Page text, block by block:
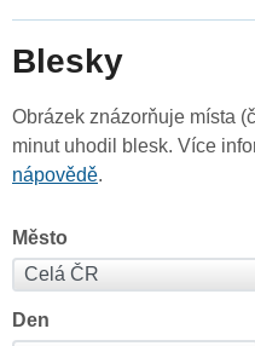
Blesky
Obrázek znázorňuje místa
minut uhodil blesk. Více
nápovědě.
Město
Den